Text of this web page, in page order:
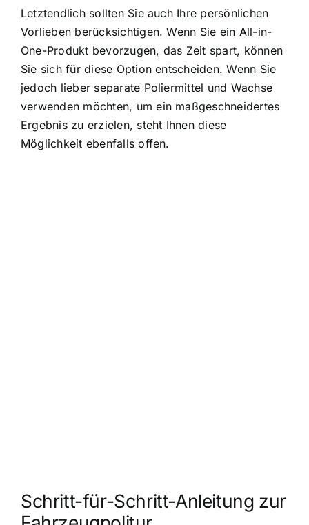
Letztendlich sollten Sie auch Ihre persönlichen
Vorlieben berücksichtigen. Wenn Sie ein All-in-
One-Produkt bevorzugen, das Zeit spart, können
Sie sich für diese Option entscheiden. Wenn Sie
jedoch lieber separate Poliermittel und Wachse
verwenden möchten, um ein maßgeschneidertes
Ergebnis zu erzielen, steht Ihnen diese
Möglichkeit ebenfalls offen.
Schritt-für-Schritt-Anleitung zur